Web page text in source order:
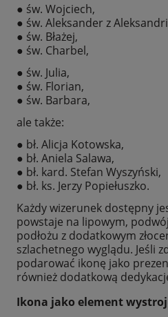
● św. Wojciech,
● św. Aleksander z
● św. Błażej,
● św. Charbel,
● św. Julia,
● św. Florian,
● św. Barbara,
ale także:
● bł. Alicja Kotowska,
● bł. Aniela Salawa,
● bł. kard. Stefan Wyszyński,
● bł. ks. Jerzy Popiełuszko.
Każdy wizerunek dostępny
powstaje na lipowym,
podłożu z dodatkowym
szlachetnego wyglądu. Jeśli
podarować ikonę jako
również dodatkową
Ikona jako element